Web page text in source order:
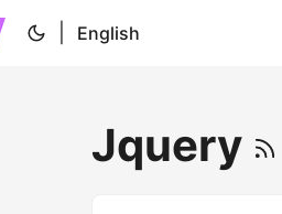
English
Jquery